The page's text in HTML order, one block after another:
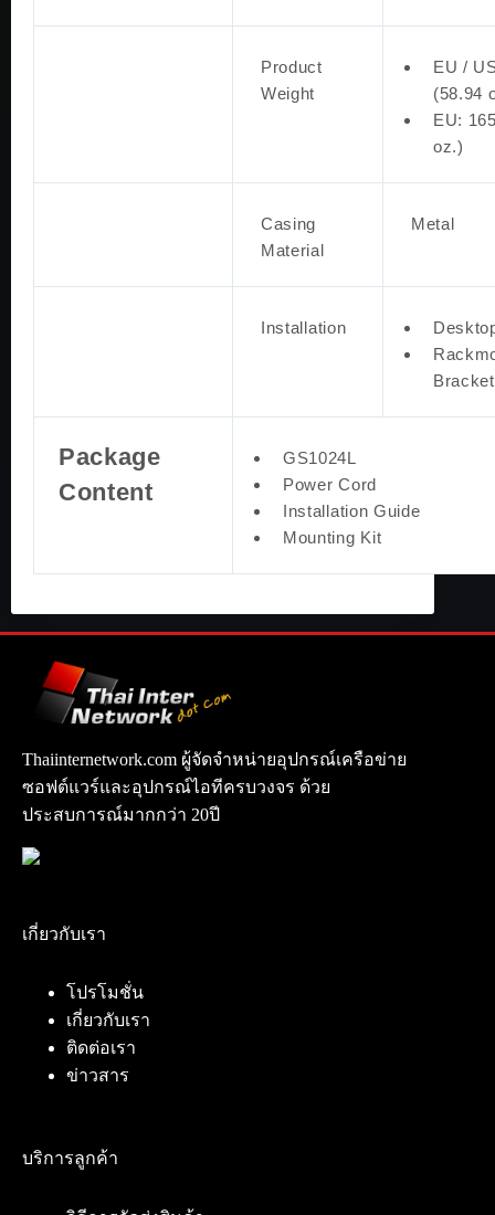
Product
Weight
EU /
(58.94
EU:
oz.)
Casing
Material
Metal
Installation
Package
Content
GS1024L
Power Cord
Installation Guide
Mounting Kit
Thaiinternetwork.com ผู้จัดจำหน่ายอุปกรณ์เครือข่าย
ซอฟต์แวร์และอุปกรณ์ไอทีครบวงจร ด้วย
ประสบการณ์มากกว่า 20ปี
เกี่ยวกับเรา
โปรโมชั่น
เกี่ยวกับเรา
ติดต่อเรา
ข่าวสาร
บริการลูกค้า